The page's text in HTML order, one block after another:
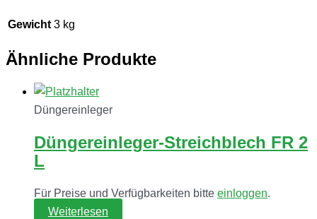
Gewicht 3 kg
Ähnliche Produkte
Düngereinleger
Düngereinleger-Streichblech FR 2
L
Für Preise und Verfügbarkeiten bitte einloggen.
Weiterlesen